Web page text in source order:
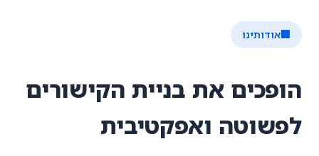
🏢אודותינו
הופכים את בניית הקישורים
לפשוטה ואפקטיבית